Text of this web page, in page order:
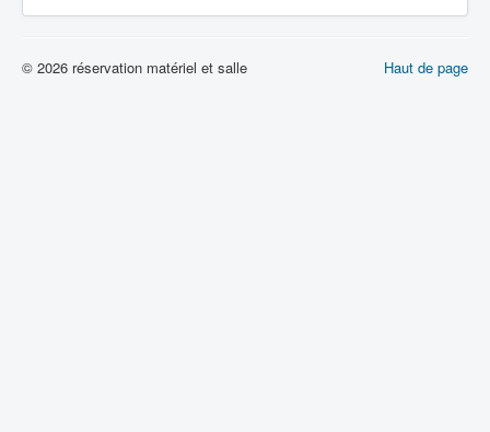
Haut de page
© 2026 réservation matériel et salle